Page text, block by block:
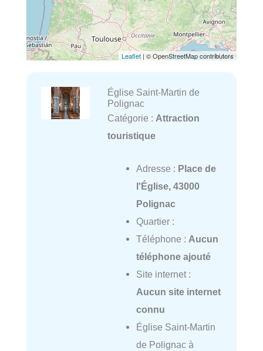
Leaflet | © OpenStreetMap contributors
Église Saint-Martin de
Polignac
Catégorie : Attraction
touristique
Adresse : Place de
l'Église, 43000
Polignac
Quartier :
Téléphone : Aucun
téléphone ajouté
Site internet :
Aucun site internet
connu
Église Saint-Martin
de Polignac à